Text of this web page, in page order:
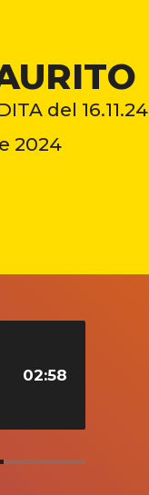
del 16.11.24
2024
02:58